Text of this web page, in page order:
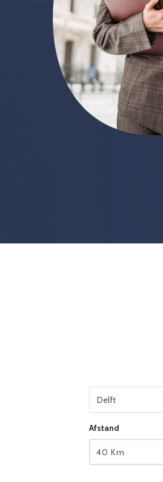
Vul je woonplaats in
Afstand
40 Km